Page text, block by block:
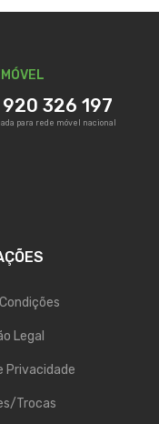
326 197
para rede móvel nacional
Legal
Privacidade
Trocas